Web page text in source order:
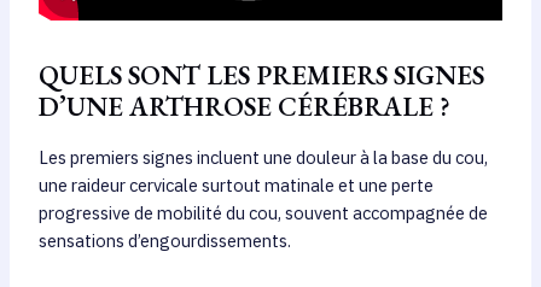
QUELS SONT LES PREMIERS SIGNES
D’UNE ARTHROSE CÉRÉBRALE ?
Les premiers signes incluent une douleur à la base du cou,
une raideur cervicale surtout matinale et une perte
progressive de mobilité du cou, souvent accompagnée de
sensations d’engourdissements.